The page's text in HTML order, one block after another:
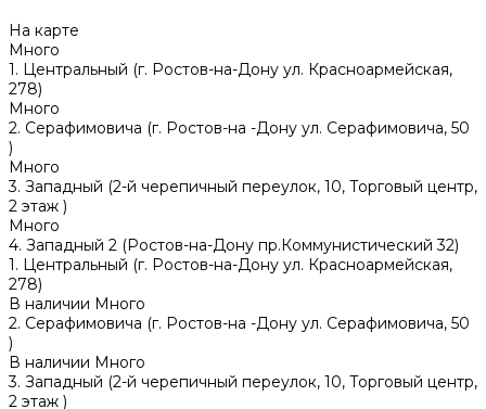
На карте
Много
1. Центральный (г. Ростов-на-Дону ул. Красноармейская,
278)
Много
2. Серафимовича (г. Ростов-на -Дону ул. Серафимовича, 50
)
Много
3. Западный (2-й черепичный переулок, 10, Торговый центр,
2 этаж )
Много
4. Западный 2 (Ростов-на-Дону пр.Коммунистический 32)
1. Центральный (г. Ростов-на-Дону ул. Красноармейская,
278)
В наличии Много
2. Серафимовича (г. Ростов-на -Дону ул. Серафимовича, 50
)
В наличии Много
3. Западный (2-й черепичный переулок, 10, Торговый центр,
2 этаж )